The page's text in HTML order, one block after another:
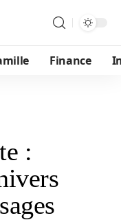
Finance
: